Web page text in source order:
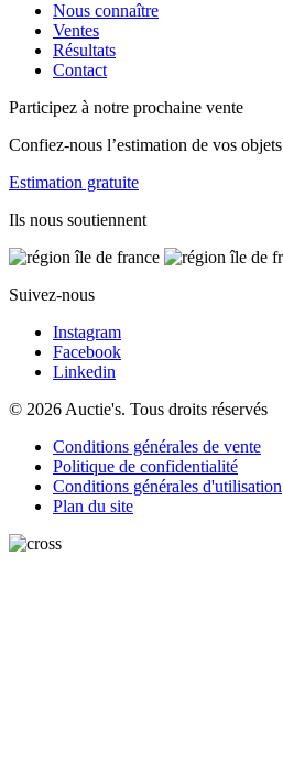
Nous connaître
Ventes
Résultats
Contact
Participez à notre prochaine vente
Confiez-nous l’estimation de vos objets
Estimation gratuite
Ils nous soutiennent
Suivez-nous
Instagram
Facebook
Linkedin
© 2026 Auctie's. Tous droits réservés
Conditions générales de vente
Politique de confidentialité
Conditions générales d'utilisation
Plan du site